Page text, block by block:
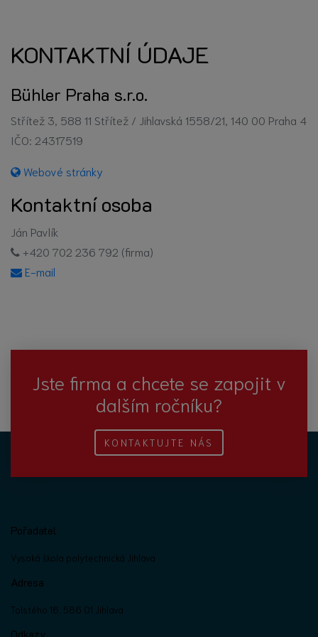
KONTAKTNÍ ÚDAJE
Bühler Praha s.r.o.
Střítež 3, 588 11 Střítež / Jihlavská 1558/21, 140 00 Praha 4
IČO: 24317519
Webové stránky
Kontaktní osoba
Ján Pavlík
+420 702 236 792 (firma)
E-mail
Jste firma a chcete se zapojit v
dalším ročníku?
KONTAKTUJTE NÁS
Pořadatel
Vysoká škola polytechnická Jihlava
Adresa
Tolstého 16, 586 01 Jihlava